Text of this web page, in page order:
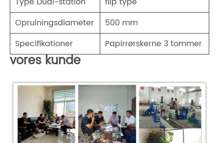
Oprulningsdiameter
500 mm
Specifikationer
Papirrørskerne 3 tommer
vores kunde